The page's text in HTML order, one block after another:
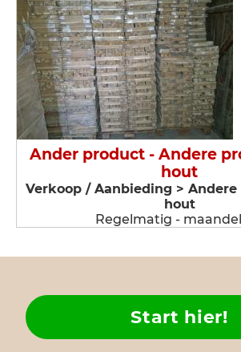
Ander product - Andere
hout
Verkoop / Aanbieding >
hout
Regelmatig -
Start hier!